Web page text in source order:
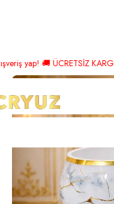
ÜCRETSİZ KARGO! 📦
Lüks Aksesuar